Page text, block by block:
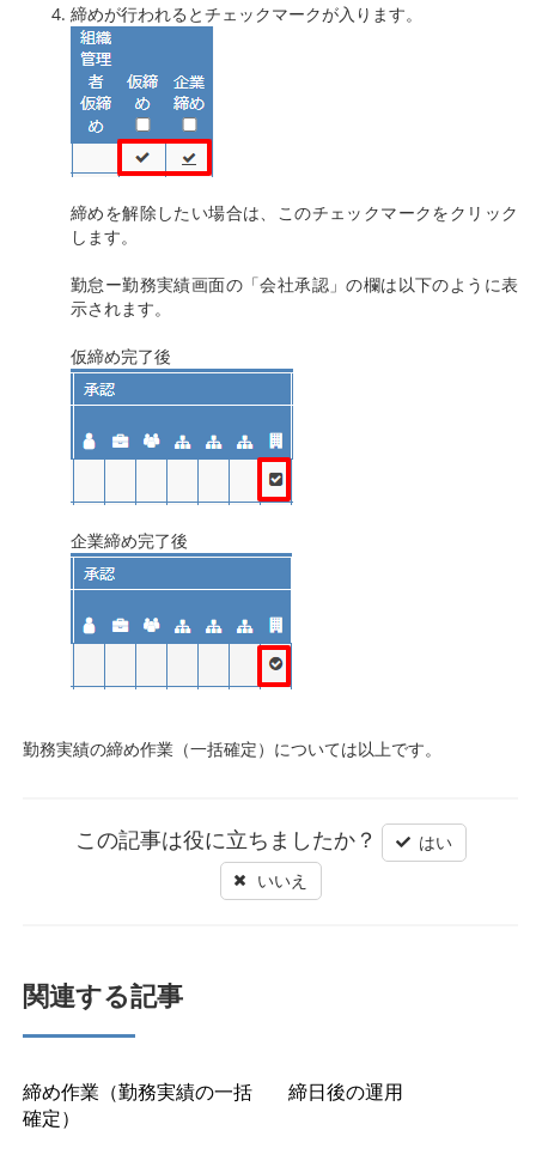
締めが行われるとチェックマークが入ります。
締めを解除したい場合は、このチェックマークをクリック
します。
勤怠ー勤務実績画面の「会社承認」の欄は以下のように表
示されます。
仮締め完了後
企業締め完了後
勤務実績の締め作業（一括確定）については以上です。
この記事は役に立ちましたか？
はい
いいえ
関連する記事
締め作業（勤務実績の一括
確定）
締日後の運用